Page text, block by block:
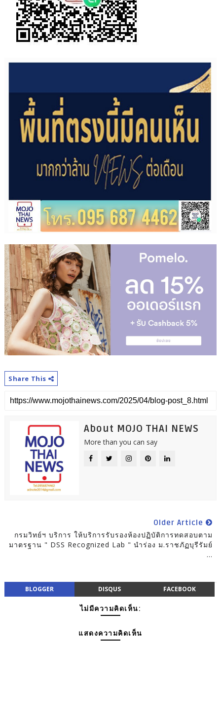
Share This
About MOJO THAI NEWS
More than you can say
Older Article
กรมวิทย์ฯ บริการ ให้บริการรับรองห้องปฏิบัติการทดสอบตาม
มาตรฐาน " DSS Recognized Lab " นำร่อง ม.ราชภัฏบุรีรัมย์
...
BLOGGER DISQUS FACEBOOK
ไม่มีความคิดเห็น:
แสดงความคิดเห็น